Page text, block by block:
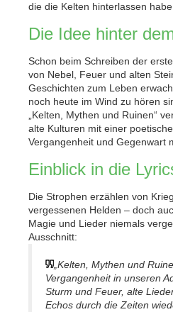
die die Kelten hinterlassen
Die Idee hinter
Schon beim Schreiben der
von Nebel, Feuer und alten
Geschichten zum Leben
noch heute im Wind zu hören
„Kelten, Mythen und Ruinen“
alte Kulturen mit einer
Vergangenheit und Gegenwart
Einblick in die
Die Strophen erzählen von
vergessenen Helden – doch
Magie und Lieder niemals
Ausschnitt:
„Kelten, Mythen und
Vergangenheit in unseren
Sturm und Feuer, alte
Echos durch die Zeiten